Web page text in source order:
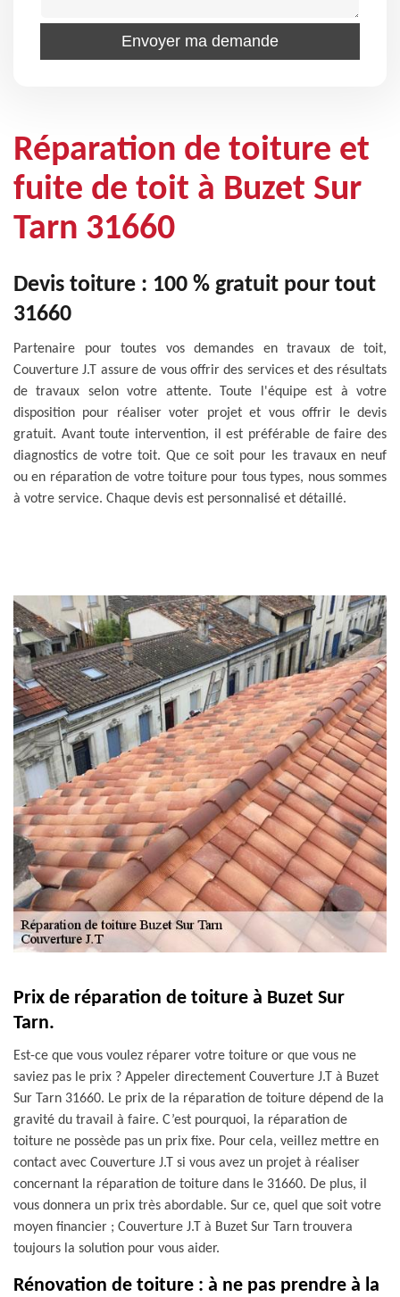
Réparation de toiture et
fuite de toit à Buzet Sur
Tarn 31660
Devis toiture : 100 % gratuit pour tout
31660
Partenaire pour toutes vos demandes en travaux de toit,
Couverture J.T assure de vous offrir des services et des résultats
de travaux selon votre attente. Toute l'équipe est à votre
disposition pour réaliser voter projet et vous offrir le devis
gratuit. Avant toute intervention, il est préférable de faire des
diagnostics de votre toit. Que ce soit pour les travaux en neuf
ou en réparation de votre toiture pour tous types, nous sommes
à votre service. Chaque devis est personnalisé et détaillé.
Prix de réparation de toiture à Buzet Sur
Tarn.
Est-ce que vous voulez réparer votre toiture or que vous ne
saviez pas le prix ? Appeler directement Couverture J.T à Buzet
Sur Tarn 31660. Le prix de la réparation de toiture dépend de la
gravité du travail à faire. C’est pourquoi, la réparation de
toiture ne possède pas un prix fixe. Pour cela, veillez mettre en
contact avec Couverture J.T si vous avez un projet à réaliser
concernant la réparation de toiture dans le 31660. De plus, il
vous donnera un prix très abordable. Sur ce, quel que soit votre
moyen financier ; Couverture J.T à Buzet Sur Tarn trouvera
toujours la solution pour vous aider.
Rénovation de toiture : à ne pas prendre à la